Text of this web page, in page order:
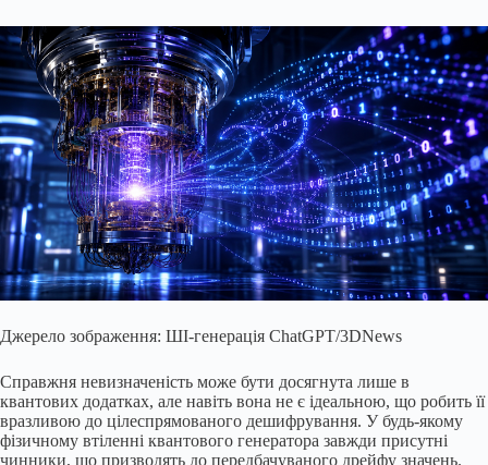
Джерело зображення: ШІ-генерація ChatGPT/3DNews
Справжня невизначеність може бути досягнута лише в
квантових додатках, але навіть вона не є ідеальною, що робить її
вразливою до цілеспрямованого дешифрування. У будь-якому
фізичному втіленні квантового генератора завжди присутні
чинники, що призводять до передбачуваного дрейфу значень.